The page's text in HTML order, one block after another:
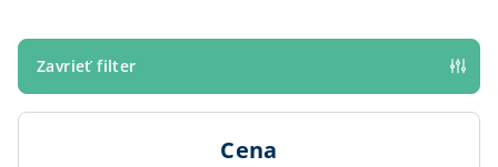
p
Zavrieť filter
Cena